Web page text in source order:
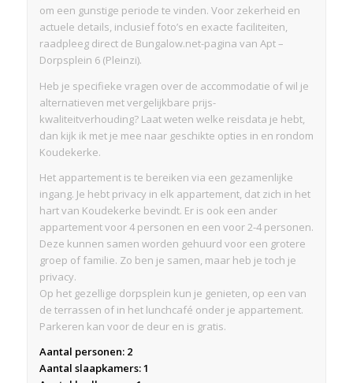
om een gunstige periode te vinden. Voor zekerheid en
actuele details, inclusief foto’s en exacte faciliteiten,
raadpleeg direct de Bungalow.net-pagina van Apt –
Dorpsplein 6 (Pleinzi).
Heb je specifieke vragen over de accommodatie of wil je
alternatieven met vergelijkbare prijs-
kwaliteitverhouding? Laat weten welke reisdata je hebt,
dan kijk ik met je mee naar geschikte opties in en rondom
Koudekerke.
Het appartement is te bereiken via een gezamenlijke
ingang. Je hebt privacy in elk appartement, dat zich in het
hart van Koudekerke bevindt. Er is ook een ander
appartement voor 4 personen en een voor 2-4 personen.
Deze kunnen samen worden gehuurd voor een grotere
groep of familie. Zo ben je samen, maar heb je toch je
privacy.
Op het gezellige dorpsplein kun je genieten, op een van
de terrassen of in het lunchcafé onder je appartement.
Parkeren kan voor de deur en is gratis.
Aantal personen: 2
Aantal slaapkamers: 1